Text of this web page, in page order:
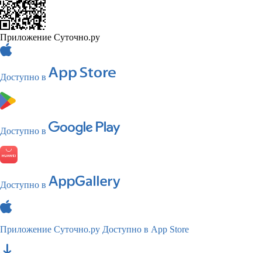
Приложение Суточно.ру
Доступно в
Доступно в
Доступно в
Приложение Суточно.ру Доступно в App Store